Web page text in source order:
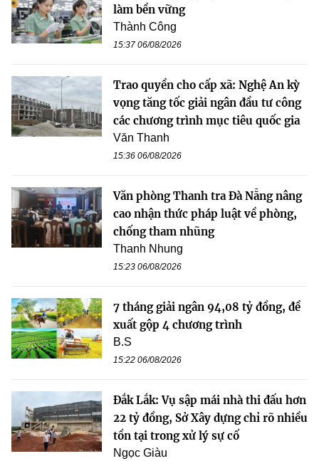
làm bền vững
Thành Công
15:37 06/08/2026
Trao quyền cho cấp xã: Nghệ An kỳ
vọng tăng tốc giải ngân đầu tư công
các chương trình mục tiêu quốc gia
Văn Thanh
15:36 06/08/2026
Văn phòng Thanh tra Đà Nẵng nâng
cao nhận thức pháp luật về phòng,
chống tham nhũng
Thanh Nhung
15:23 06/08/2026
7 tháng giải ngân 94,08 tỷ đồng, đề
xuất gộp 4 chương trình
B.S
15:22 06/08/2026
Đắk Lắk: Vụ sập mái nhà thi đấu hơn
22 tỷ đồng, Sở Xây dựng chỉ rõ nhiều
tồn tại trong xử lý sự cố
Ngọc Giàu